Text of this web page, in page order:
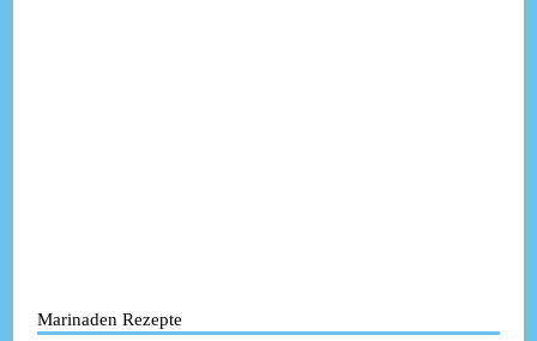
Marinaden Rezepte